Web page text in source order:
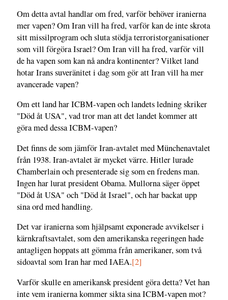
Om detta avtal handlar om fred, varför behöver iranierna
mer vapen? Om Iran vill ha fred, varför kan de inte skrota
sitt missilprogram och sluta stödja terroristorganisationer
som vill förgöra Israel? Om Iran vill ha fred, varför vill
de ha vapen som kan nå andra kontinenter? Vilket land
hotar Irans suveränitet i dag som gör att Iran vill ha mer
avancerade vapen?
Om ett land har ICBM-vapen och landets ledning skriker
"Död åt USA", vad tror man att det landet kommer att
göra med dessa ICBM-vapen?
Det finns de som jämför Iran-avtalet med Münchenavtalet
från 1938. Iran-avtalet är mycket värre. Hitler lurade
Chamberlain och presenterade sig som en fredens man.
Ingen har lurat president Obama. Mullorna säger öppet
"Död åt USA" och "Död åt Israel", och har backat upp
sina ord med handling.
Det var iranierna som hjälpsamt exponerade avvikelser i
kärnkraftsavtalet, som den amerikanska regeringen hade
antagligen hoppats att gömma från amerikaner, som två
sidoavtal som Iran har med IAEA.[2]
Varför skulle en amerikansk president göra detta? Vet han
inte vem iranierna kommer sikta sina ICBM-vapen mot?